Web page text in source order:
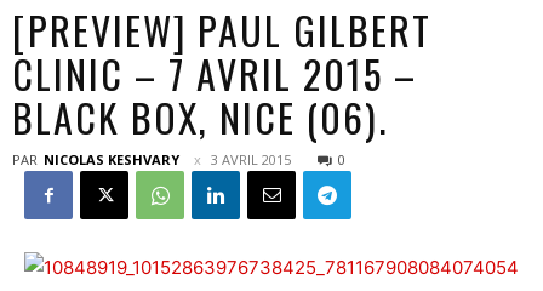
[PREVIEW] PAUL GILBERT
CLINIC – 7 AVRIL 2015 –
BLACK BOX, NICE (06).
PAR NICOLAS KESHVARY 3 AVRIL 2015 0